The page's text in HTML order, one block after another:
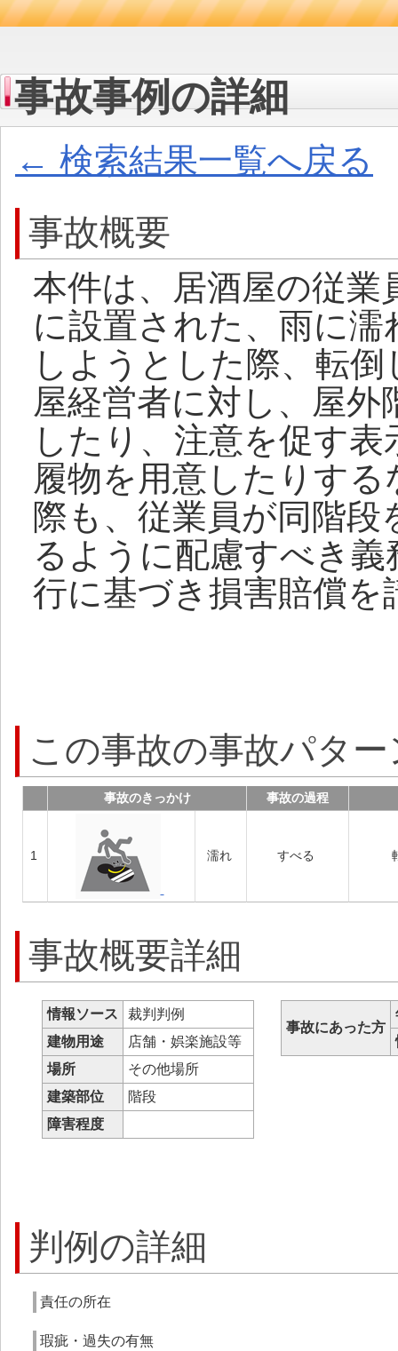
事故事例の詳細
← 検索結果一覧へ戻る
事故概要
本件は、居酒屋の従業
に設置された、雨に
しようとした際、転
屋経営者に対し、屋
したり、注意を促す
履物を用意したりす
際も、従業員が同階
るように配慮すべき
行に基づき損害賠償
この事故の事故パター
事故のきっかけ 事故の過程
1 濡れ すべる
事故概要詳細
情報ソース
裁判判例
建物用途
店舗・娯楽施設等
場所
その他場所
建築部位
階段
障害程度
事故にあった方
判例の詳細
責任の所在
瑕疵・過失の有無